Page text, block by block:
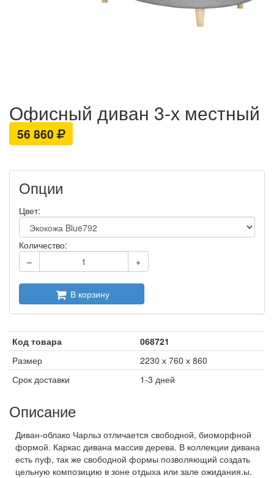
Офисный диван 3-х местный
56 860
Опции
Цвет:
Количество:
–
+
В корзину
Код товара
068721
Размер
2230 х 760 х 860
Срок доставки
1-3 дней
Описание
Диван-облако Чарльз отличается свободной, биоморфной
формой. Каркас дивана массив дерева. В коллекции дивана
есть пуф, так же свободной формы позволяющий создать
цельную композицию в зоне отдыха или зале ожидания.ы.